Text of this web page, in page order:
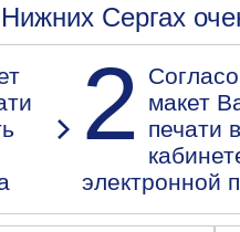
Сергах
2
макет
печати
электронной